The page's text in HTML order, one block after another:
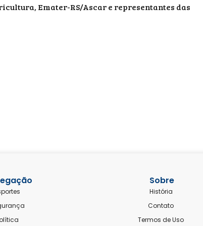
Emater-RS/Ascar e representantes das
Sobre
História
Contato
Termos de Uso